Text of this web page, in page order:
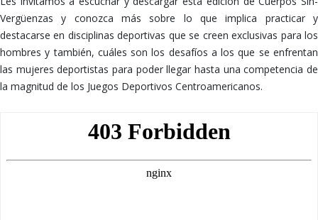
Vergüenzas y conozca más sobre lo que implica practicar y
destacarse en disciplinas deportivas que se creen exclusivas para los
hombres y también, cuáles son los desafíos a los que se enfrentan
las mujeres deportistas para poder llegar hasta una competencia de
la magnitud de los Juegos Deportivos Centroamericanos.